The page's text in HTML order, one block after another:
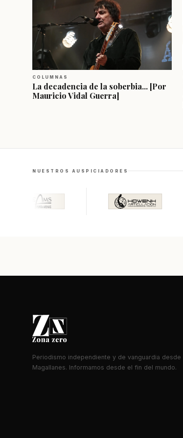
COLUMNAS
La decadencia de la soberbia... [Por
Mauricio Vidal Guerra]
NUESTROS AUSPICIADORES
Periodismo independiente y de vanguardia desde
Magallanes. Informamos desde el fin del mundo.